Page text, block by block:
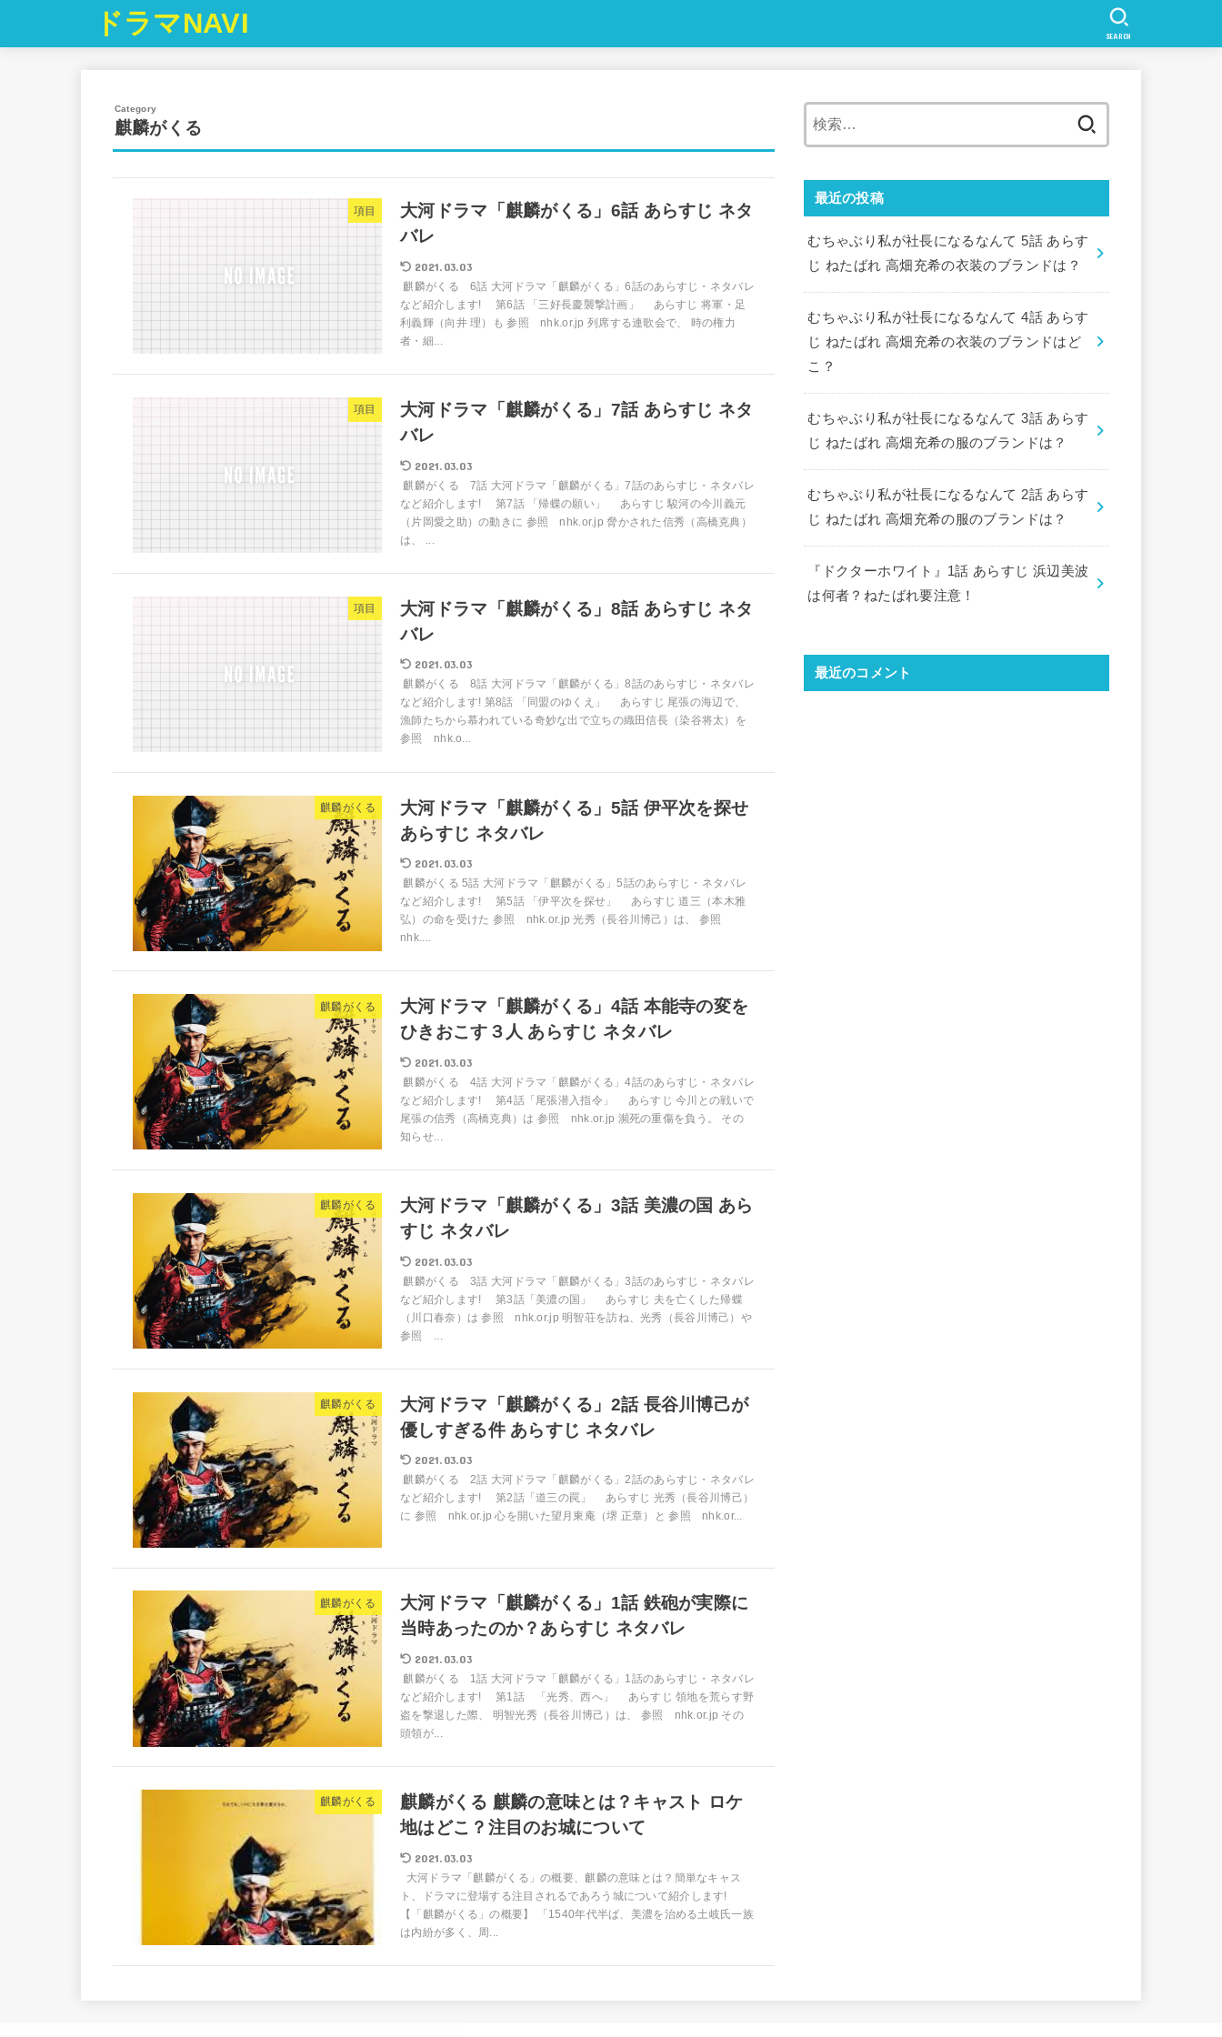
ドラマNAVI SEARCH
麒麟がくる
項目
大河ドラマ「麒麟がくる」6話 あらすじ ネタ
バレ
2021.03.03
麒麟がくる 6話 大河ドラマ「麒麟がくる」6話のあらすじ・ネタバレ
など紹介します! 第6話 「三好長慶襲撃計画」 あらすじ 将軍・足
利義輝（向井 理）も 参照 nhk.or.jp 列席する連歌会で、 時の権力
者・細...
項目
大河ドラマ「麒麟がくる」7話 あらすじ ネタ
バレ
2021.03.03
麒麟がくる 7話 大河ドラマ「麒麟がくる」7話のあらすじ・ネタバレ
など紹介します! 第7話 「帰蝶の願い」 あらすじ 駿河の今川義元
（片岡愛之助）の動きに 参照 nhk.or.jp 脅かされた信秀（高橋克典）
は、 ...
項目
大河ドラマ「麒麟がくる」8話 あらすじ ネタ
バレ
2021.03.03
麒麟がくる 8話 大河ドラマ「麒麟がくる」8話のあらすじ・ネタバレ
など紹介します! 第8話 「同盟のゆくえ」 あらすじ 尾張の海辺で、
漁師たちから慕われている奇妙な出で立ちの織田信長（染谷将太）を
参照 nhk.o...
麒麟がくる
大河ドラマ「麒麟がくる」5話 伊平次を探せ
あらすじ ネタバレ
2021.03.03
麒麟がくる 5話 大河ドラマ「麒麟がくる」5話のあらすじ・ネタバレ
など紹介します! 第5話 「伊平次を探せ」 あらすじ 道三（本木雅
弘）の命を受けた 参照 nhk.or.jp 光秀（長谷川博己）は、 参照
nhk....
麒麟がくる
大河ドラマ「麒麟がくる」4話 本能寺の変を
ひきおこす３人 あらすじ ネタバレ
2021.03.03
麒麟がくる 4話 大河ドラマ「麒麟がくる」4話のあらすじ・ネタバレ
など紹介します! 第4話「尾張潜入指令」 あらすじ 今川との戦いで
尾張の信秀（高橋克典）は 参照 nhk.or.jp 瀕死の重傷を負う。 その
知らせ...
麒麟がくる
大河ドラマ「麒麟がくる」3話 美濃の国 あら
すじ ネタバレ
2021.03.03
麒麟がくる 3話 大河ドラマ「麒麟がくる」3話のあらすじ・ネタバレ
など紹介します! 第3話「美濃の国」 あらすじ 夫を亡くした帰蝶
（川口春奈）は 参照 nhk.or.jp 明智荘を訪ね、光秀（長谷川博己）や
参照 ...
麒麟がくる
大河ドラマ「麒麟がくる」2話 長谷川博己が
優しすぎる件 あらすじ ネタバレ
2021.03.03
麒麟がくる 2話 大河ドラマ「麒麟がくる」2話のあらすじ・ネタバレ
など紹介します! 第2話「道三の罠」 あらすじ 光秀（長谷川博己）
に 参照 nhk.or.jp 心を開いた望月東庵（堺 正章）と 参照 nhk.or...
麒麟がくる
大河ドラマ「麒麟がくる」1話 鉄砲が実際に
当時あったのか？あらすじ ネタバレ
2021.03.03
麒麟がくる 1話 大河ドラマ「麒麟がくる」1話のあらすじ・ネタバレ
など紹介します! 第1話 「光秀、西へ」 あらすじ 領地を荒らす野
盗を撃退した際、 明智光秀（長谷川博己）は、 参照 nhk.or.jp その
頭領が...
麒麟がくる
麒麟がくる 麒麟の意味とは？キャスト ロケ
地はどこ？注目のお城について
2021.03.03
大河ドラマ「麒麟がくる」の概要、麒麟の意味とは？簡単なキャス
ト、ドラマに登場する注目されるであろう城について紹介します!
【「麒麟がくる」の概要】 「1540年代半ば、美濃を治める土岐氏一族
は内紛が多く、周...
最近の投稿
むちゃぶり私が社長になるなんて 5話 あらす
じ ねたばれ 高畑充希の衣装のブランドは？
むちゃぶり私が社長になるなんて 4話 あらす
じ ねたばれ 高畑充希の衣装のブランドはど
こ？
むちゃぶり私が社長になるなんて 3話 あらす
じ ねたばれ 高畑充希の服のブランドは？
むちゃぶり私が社長になるなんて 2話 あらす
じ ねたばれ 高畑充希の服のブランドは？
『ドクターホワイト』1話 あらすじ 浜辺美波
は何者？ねたばれ要注意！
最近のコメント